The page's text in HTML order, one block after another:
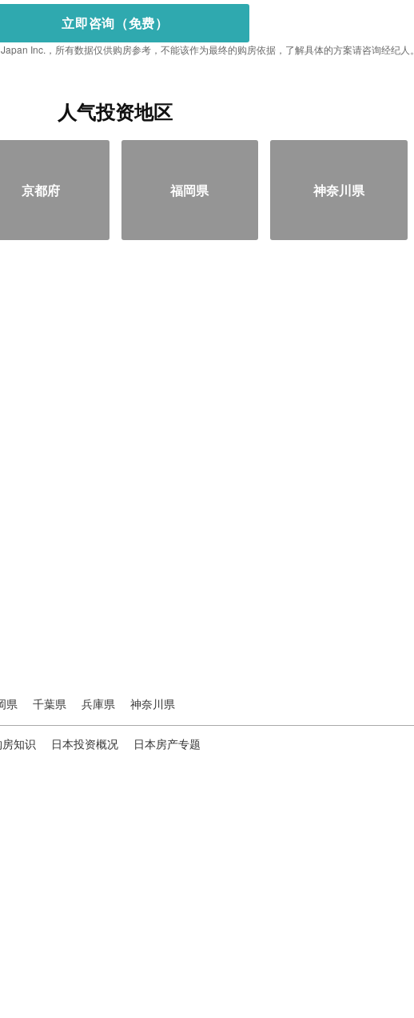
立即咨询（免费）
Inc.，所有数据仅供购房参考，不能该作为最终的购房依据，了解具体的方案请咨询经纪人。
人气投资地区
京都府 福岡県 神奈川県
県 千葉県 兵庫県 神奈川県
房知识 日本投资概况 日本房产专题